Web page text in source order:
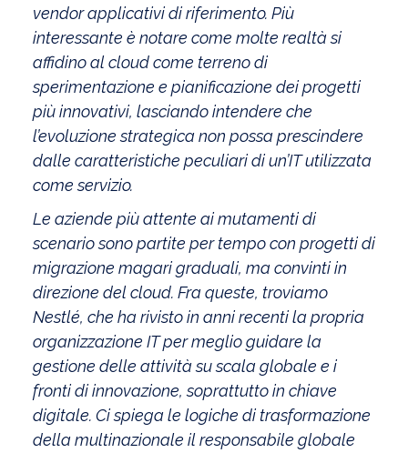
vendor applicativi di riferimento. Più
interessante è notare come molte realtà si
affidino al cloud come terreno di
sperimentazione e pianificazione dei progetti
più innovativi, lasciando intendere che
l’evoluzione strategica non possa prescindere
dalle caratteristiche peculiari di un’IT utilizzata
come servizio.
Le aziende più attente ai mutamenti di
scenario sono partite per tempo con progetti di
migrazione magari graduali, ma convinti in
direzione del cloud. Fra queste, troviamo
Nestlé, che ha rivisto in anni recenti la propria
organizzazione IT per meglio guidare la
gestione delle attività su scala globale e i
fronti di innovazione, soprattutto in chiave
digitale. Ci spiega le logiche di trasformazione
della multinazionale il responsabile globale